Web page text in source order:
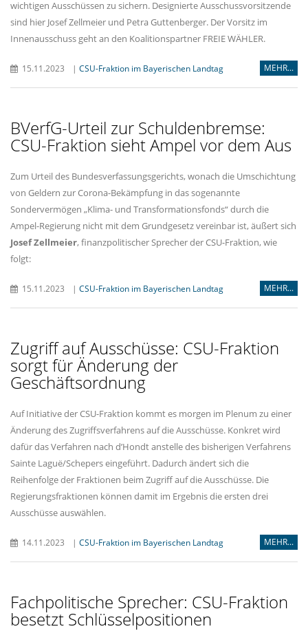
wichtigen Ausschüssen zu sichern. Designierte Ausschussvorsitzende
sind hier Josef Zellmeier und Petra Guttenberger. Der Vorsitz im
Innenausschuss geht an den Koalitionspartner FREIE WÄHLER.
15.11.2023 | CSU-Fraktion im Bayerischen Landtag MEHR...
BVerfG-Urteil zur Schuldenbremse:
CSU-Fraktion sieht Ampel vor dem Aus
Zum Urteil des Bundesverfassungsgerichts, wonach die Umschichtung
von Geldern zur Corona-Bekämpfung in das sogenannte
Sondervermögen „Klima- und Transformationsfonds“ durch die
Ampel-Regierung nicht mit dem Grundgesetz vereinbar ist, äußert sich
Josef Zellmeier, finanzpolitischer Sprecher der CSU-Fraktion, wie
folgt:
15.11.2023 | CSU-Fraktion im Bayerischen Landtag MEHR...
Zugriff auf Ausschüsse: CSU-Fraktion
sorgt für Änderung der
Geschäftsordnung
Auf Initiative der CSU-Fraktion kommt es morgen im Plenum zu einer
Änderung des Zugriffsverfahrens auf die Ausschüsse. Konkret wird
dafür das Verfahren nach d’Hondt anstelle des bisherigen Verfahrens
Sainte Laguë/Schepers eingeführt. Dadurch ändert sich die
Reihenfolge der Fraktionen beim Zugriff auf die Ausschüsse. Die
Regierungsfraktionen können damit im Ergebnis die ersten drei
Ausschüsse auswählen.
14.11.2023 | CSU-Fraktion im Bayerischen Landtag MEHR...
Fachpolitische Sprecher: CSU-Fraktion
besetzt Schlüsselpositionen